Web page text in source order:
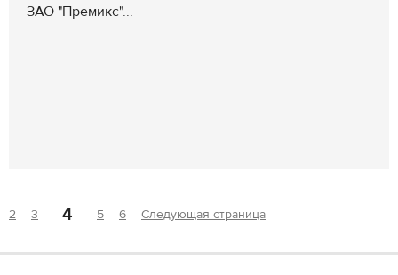
ЗАО "Премикс"...
2 3 4 5 6 Следующая страница